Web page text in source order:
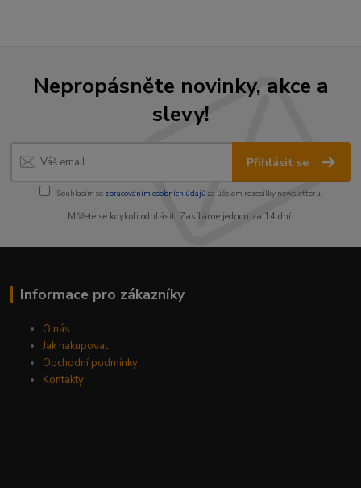
Nepropásněte novinky, akce a
slevy!
Přihlásit se
Souhlasím se zpracováním osobních údajůza účelem rozesílky newsletteru.
Můžete se kdykoli odhlásit. Zasíláme jednou za 14 dní.
Informace pro zákazníky
O nás
Jak nakupovat
Obchodní podmínky
Kontakty